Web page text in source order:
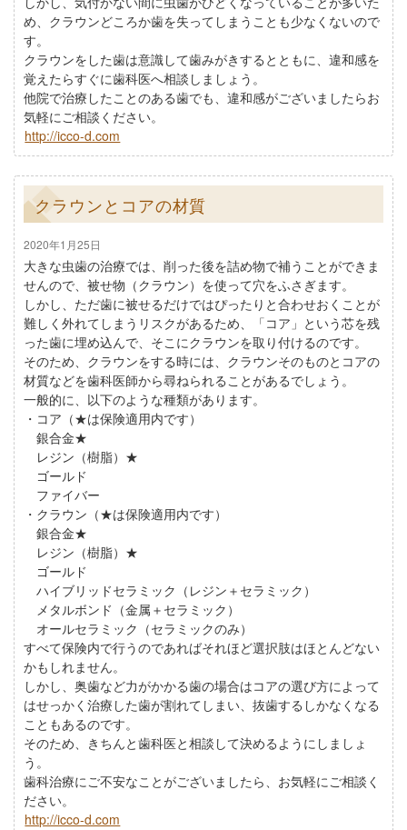
め、クラウンどころか歯を失ってしまうことも少なくないので
す。
クラウンをした歯は意識して歯みがきするとともに、違和感を
覚えたらすぐに歯科医へ相談しましょう。
他院で治療したことのある歯でも、違和感がございましたらお
気軽にご相談ください。
http://icco-d.com
クラウンとコアの材質
2020年1月25日
大きな虫歯の治療では、削った後を詰め物で補うことができま
せんので、被せ物（クラウン）を使って穴をふさぎます。
しかし、ただ歯に被せるだけではぴったりと合わせおくことが
難しく外れてしまうリスクがあるため、「コア」という芯を残
った歯に埋め込んで、そこにクラウンを取り付けるのです。
そのため、クラウンをする時には、クラウンそのものとコアの
材質などを歯科医師から尋ねられることがあるでしょう。
一般的に、以下のような種類があります。
・コア（★は保険適用内です）
銀合金★
レジン（樹脂）★
ゴールド
ファイバー
・クラウン（★は保険適用内です）
銀合金★
レジン（樹脂）★
ゴールド
ハイブリッドセラミック（レジン＋セラミック）
メタルボンド（金属＋セラミック）
オールセラミック（セラミックのみ）
すべて保険内で行うのであればそれほど選択肢はほとんどない
かもしれません。
しかし、奥歯など力がかかる歯の場合はコアの選び方によって
はせっかく治療した歯が割れてしまい、抜歯するしかなくなる
こともあるのです。
そのため、きちんと歯科医と相談して決めるようにしましょ
う。
歯科治療にご不安なことがございましたら、お気軽にご相談く
ださい。
http://icco-d.com